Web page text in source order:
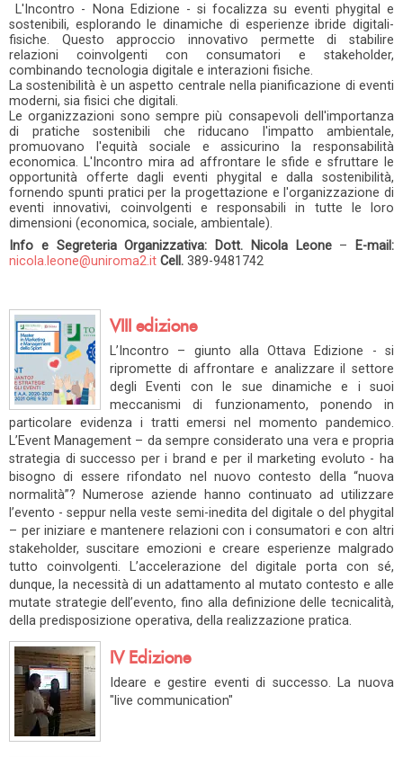
L'Incontro - Nona Edizione - si focalizza su eventi phygital e
sostenibili, esplorando le dinamiche di esperienze ibride digitali-
fisiche. Questo approccio innovativo permette di stabilire
relazioni coinvolgenti con consumatori e stakeholder,
combinando tecnologia digitale e interazioni fisiche.
La sostenibilità è un aspetto centrale nella pianificazione di eventi
moderni, sia fisici che digitali.
Le organizzazioni sono sempre più consapevoli dell'importanza
di pratiche sostenibili che riducano l'impatto ambientale,
promuovano l'equità sociale e assicurino la responsabilità
economica. L'Incontro mira ad affrontare le sfide e sfruttare le
opportunità offerte dagli eventi phygital e dalla sostenibilità,
fornendo spunti pratici per la progettazione e l'organizzazione di
eventi innovativi, coinvolgenti e responsabili in tutte le loro
dimensioni (economica, sociale, ambientale).
Info e Segreteria Organizzativa: Dott. Nicola Leone–
E-mail:
nicola.leone@uniroma2.it Cell. 389-9481742
VIII edizione
L’Incontro – giunto alla Ottava Edizione - si
ripromette di affrontare e analizzare il settore
degli Eventi con le sue dinamiche e i suoi
meccanismi di funzionamento, ponendo in
particolare evidenza i tratti emersi nel momento pandemico.
L’Event Management – da sempre considerato una vera e propria
strategia di successo per i brand e per il marketing evoluto - ha
bisogno di essere rifondato nel nuovo contesto della “nuova
normalità”? Numerose aziende hanno continuato ad utilizzare
l’evento - seppur nella veste semi-inedita del digitale o del phygital
– per iniziare e mantenere relazioni con i consumatori e con altri
stakeholder, suscitare emozioni e creare esperienze malgrado
tutto coinvolgenti. L’accelerazione del digitale porta con sé,
dunque, la necessità di un adattamento al mutato contesto e alle
mutate strategie dell’evento, fino alla definizione delle tecnicalità,
della predisposizione operativa, della realizzazione pratica.
IV Edizione
Ideare e gestire eventi di successo. La nuova
"live communication"